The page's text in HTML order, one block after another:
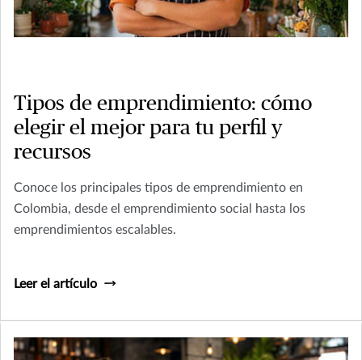
Tipos de emprendimiento: cómo
elegir el mejor para tu perfil y
recursos
Conoce los principales tipos de emprendimiento en
Colombia, desde el emprendimiento social hasta los
emprendimientos escalables.
Leer el artículo